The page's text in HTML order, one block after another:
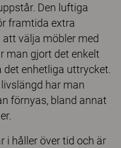
Den luftiga
framtida extra
välja möbler med
man gjort det enkelt
enhetliga uttrycket.
har man
förnyas, bland annat
i håller över tid och är